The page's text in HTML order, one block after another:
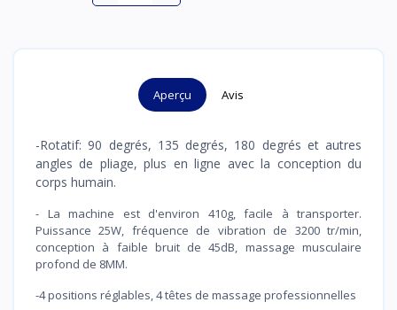
Aperçu Avis
-Rotatif: 90 degrés, 135 degrés, 180 degrés et autres
angles de pliage, plus en ligne avec la conception du
corps humain.
- La machine est d'environ 410g, facile à transporter.
Puissance 25W, fréquence de vibration de 3200 tr/min,
conception à faible bruit de 45dB, massage musculaire
profond de 8MM.
-4 positions réglables, 4 têtes de massage professionnelles